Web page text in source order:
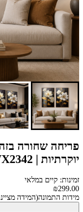
פריחה שחורה
יוקרתיות | VX2342
זמינות: קיים במלאי
₪299.00
מידות התמונה(המידה